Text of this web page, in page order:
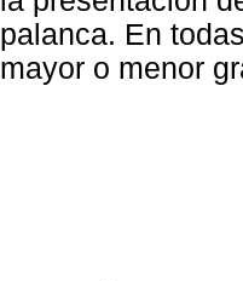
palanca. En
mayor o menor